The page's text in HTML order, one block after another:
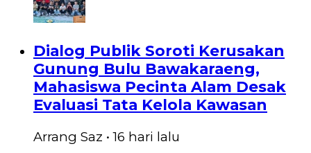
Dialog Publik Soroti Kerusakan
Gunung Bulu Bawakaraeng,
Mahasiswa Pecinta Alam Desak
Evaluasi Tata Kelola Kawasan
Arrang Saz • 16 hari lalu